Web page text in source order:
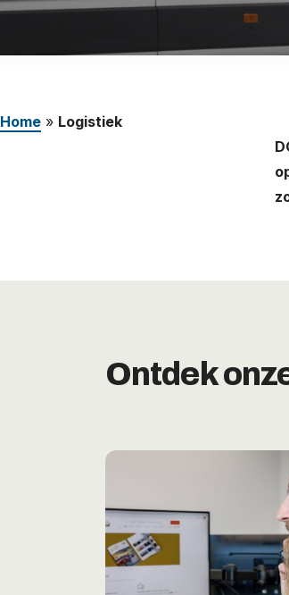
Home » Logistiek
Ontdek
Werken bij
Deutschland (Deutsch)